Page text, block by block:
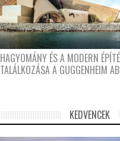
HAGYOMÁNY ÉS A MODERN
TALÁLKOZÁSA A GUGGENHEIM
KEDVENCEK